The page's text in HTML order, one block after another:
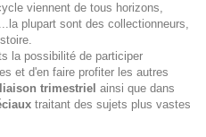
viennent de tous horizons,
plupart sont des collectionneurs,
la possibilité de participer
et d'en faire profiter les autres
trimestriel ainsi que dans
traitant des sujets plus vastes